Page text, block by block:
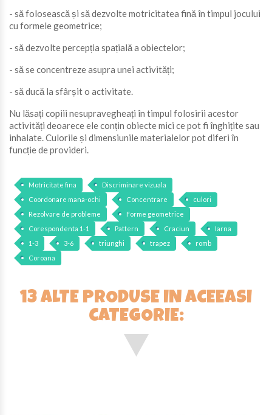
- să folosească și să dezvolte motricitatea fină în timpul jocului
cu formele geometrice;
- să dezvolte percepția spațială a obiectelor;
- să se concentreze asupra unei activități;
- să ducă la sfârșit o activitate.
Nu lăsați copiii nesupravegheați în timpul folosirii acestor
activități deoarece ele conțin obiecte mici ce pot fi înghițite sau
inhalate. Culorile și dimensiunile materialelor pot diferi în
funcție de provideri.
Motricitate fina
Discriminare vizuala
Coordonare mana-ochi
Concentrare
culori
Rezolvare de probleme
Forme geometrice
Corespondenta 1-1
Pattern Craciun
Iarna
1-3
3-6 triunghi trapez
romb
Coroana
13 ALTE PRODUSE IN ACEEASI
CATEGORIE: